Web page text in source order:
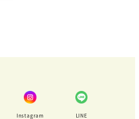
Instagram LINE